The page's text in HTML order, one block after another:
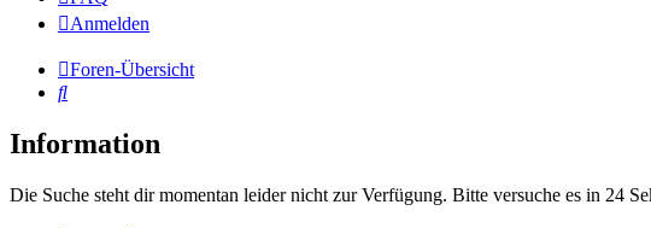
Anmelden
Foren-Übersicht
Suche
Information
Die Suche steht dir momentan leider nicht zur Verfügung. Bitte versuche es in 24